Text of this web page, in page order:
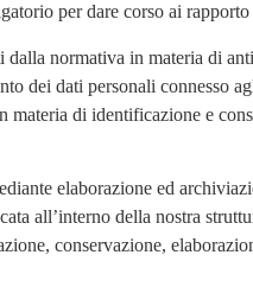
per dare corso ai
normativa in materia di
dei dati personali connesso
materia di identificazione e
elaborazione ed
all’interno della nostra
conservazione,